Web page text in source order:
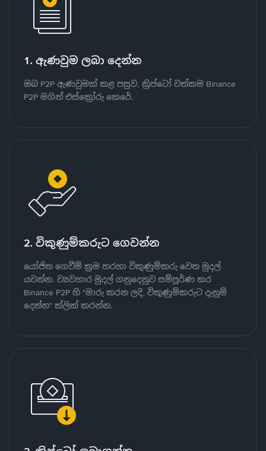
1. ඇණවුම ලබා දෙන්න
ඔබ P2P ඇණවුමක් කළ පසුව, ක්‍රිප්ටෝ වත්කම Binance
P2P මගින් එස්ක්‍රෝරු කෙරේ.
2. විකුණුම්කරුට ගෙවන්න
යෝජිත ගෙවීම් ක්‍රම හරහා විකුණුම්කරු වෙත මුදල්
යවන්න. ව්‍යවහාර මුදල් ගනුදෙනුව සම්පූර්ණ කර
Binance P2P හි "මාරු කරන ලදි, විකුණුම්කරුට දැනුම්
දෙන්න" ක්ලික් කරන්න.